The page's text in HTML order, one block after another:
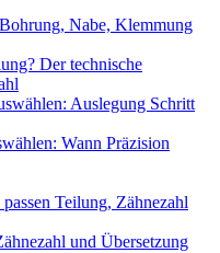
Nabe, Klemmung
Der technische
Auslegung Schritt
Wann Präzision
Teilung, Zähnezahl
und Übersetzung